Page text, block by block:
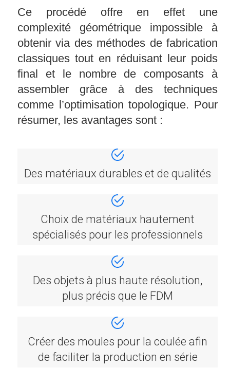
Ce procédé offre en effet une
complexité géométrique impossible à
obtenir via des méthodes de fabrication
classiques tout en réduisant leur poids
final et le nombre de composants à
assembler grâce à des techniques
comme l’optimisation topologique. Pour
résumer, les avantages sont :
Des matériaux durables et de qualités
Choix de matériaux hautement
spécialisés pour les professionnels
Des objets à plus haute résolution,
plus précis que le FDM
Créer des moules pour la coulée afin
de faciliter la production en série